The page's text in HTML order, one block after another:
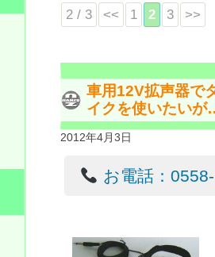
2 / 3 << 1 2 3 >>
車用12V拡声器で
イクを使いたい
2012年4月3日
お電話：